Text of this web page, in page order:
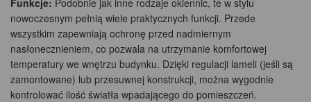
nowoczesnym pełnią wiele praktycznych funkcji. Przede
wszystkim zapewniają ochronę przed nadmiernym
nasłonecznieniem, co pozwala na utrzymanie komfortowej
temperatury we wnętrzu budynku. Dzięki regulacji lameli (jeśli są
zamontowane) lub przesuwnej konstrukcji, można wygodnie
kontrolować ilość światła wpadającego do pomieszczeń.